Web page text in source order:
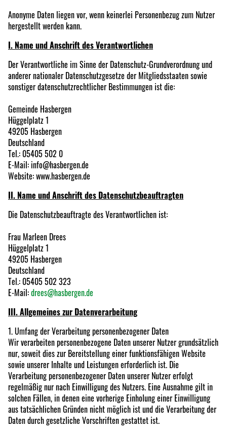
Anonyme Daten liegen vor, wenn keinerlei Personenbezug zum Nutzer
hergestellt werden kann.
I. Name und Anschrift des Verantwortlichen
Der Verantwortliche im Sinne der Datenschutz-Grundverordnung und
anderer nationaler Datenschutzgesetze der Mitgliedsstaaten sowie
sonstiger datenschutzrechtlicher Bestimmungen ist die:
Gemeinde Hasbergen
Hüggelplatz 1
49205 Hasbergen
Deutschland
Tel.: 05405 502 0
E-Mail: info@hasbergen.de
Website: www.hasbergen.de
II. Name und Anschrift des Datenschutzbeauftragten
Die Datenschutzbeauftragte des Verantwortlichen ist:
Frau Marleen Drees
Hüggelplatz 1
49205 Hasbergen
Deutschland
Tel.: 05405 502 323
E-Mail:drees@hasbergen.de
III. Allgemeines zur Datenverarbeitung
1. Umfang der Verarbeitung personenbezogener Daten
Wir verarbeiten personenbezogene Daten unserer Nutzer grundsätzlich
nur, soweit dies zur Bereitstellung einer funktionsfähigen Website
sowie unserer Inhalte und Leistungen erforderlich ist. Die
Verarbeitung personenbezogener Daten unserer Nutzer erfolgt
regelmäßig nur nach Einwilligung des Nutzers. Eine Ausnahme gilt in
solchen Fällen, in denen eine vorherige Einholung einer Einwilligung
aus tatsächlichen Gründen nicht möglich ist und die Verarbeitung der
Daten durch gesetzliche Vorschriften gestattet ist.